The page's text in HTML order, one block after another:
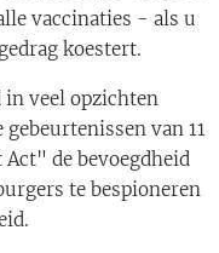
vaccinaties - als u
koestert.
in veel opzichten
van 11
de bevoegdheid
te bespioneren